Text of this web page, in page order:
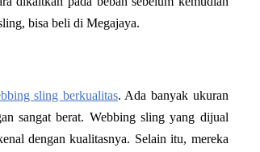
bisa beli di Megajaya.
sling berkualitas. Ada banyak ukuran
sangat berat. Webbing sling yang dijual
dengan kualitasnya. Selain itu, mereka